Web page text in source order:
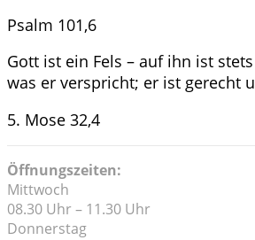
Psalm 101,6
Gott ist ein Fels – auf ihn ist
was er verspricht; er ist gerecht
5. Mose 32,4
Öffnungszeiten:
Mittwoch
08.30 Uhr – 11.30 Uhr
Donnerstag